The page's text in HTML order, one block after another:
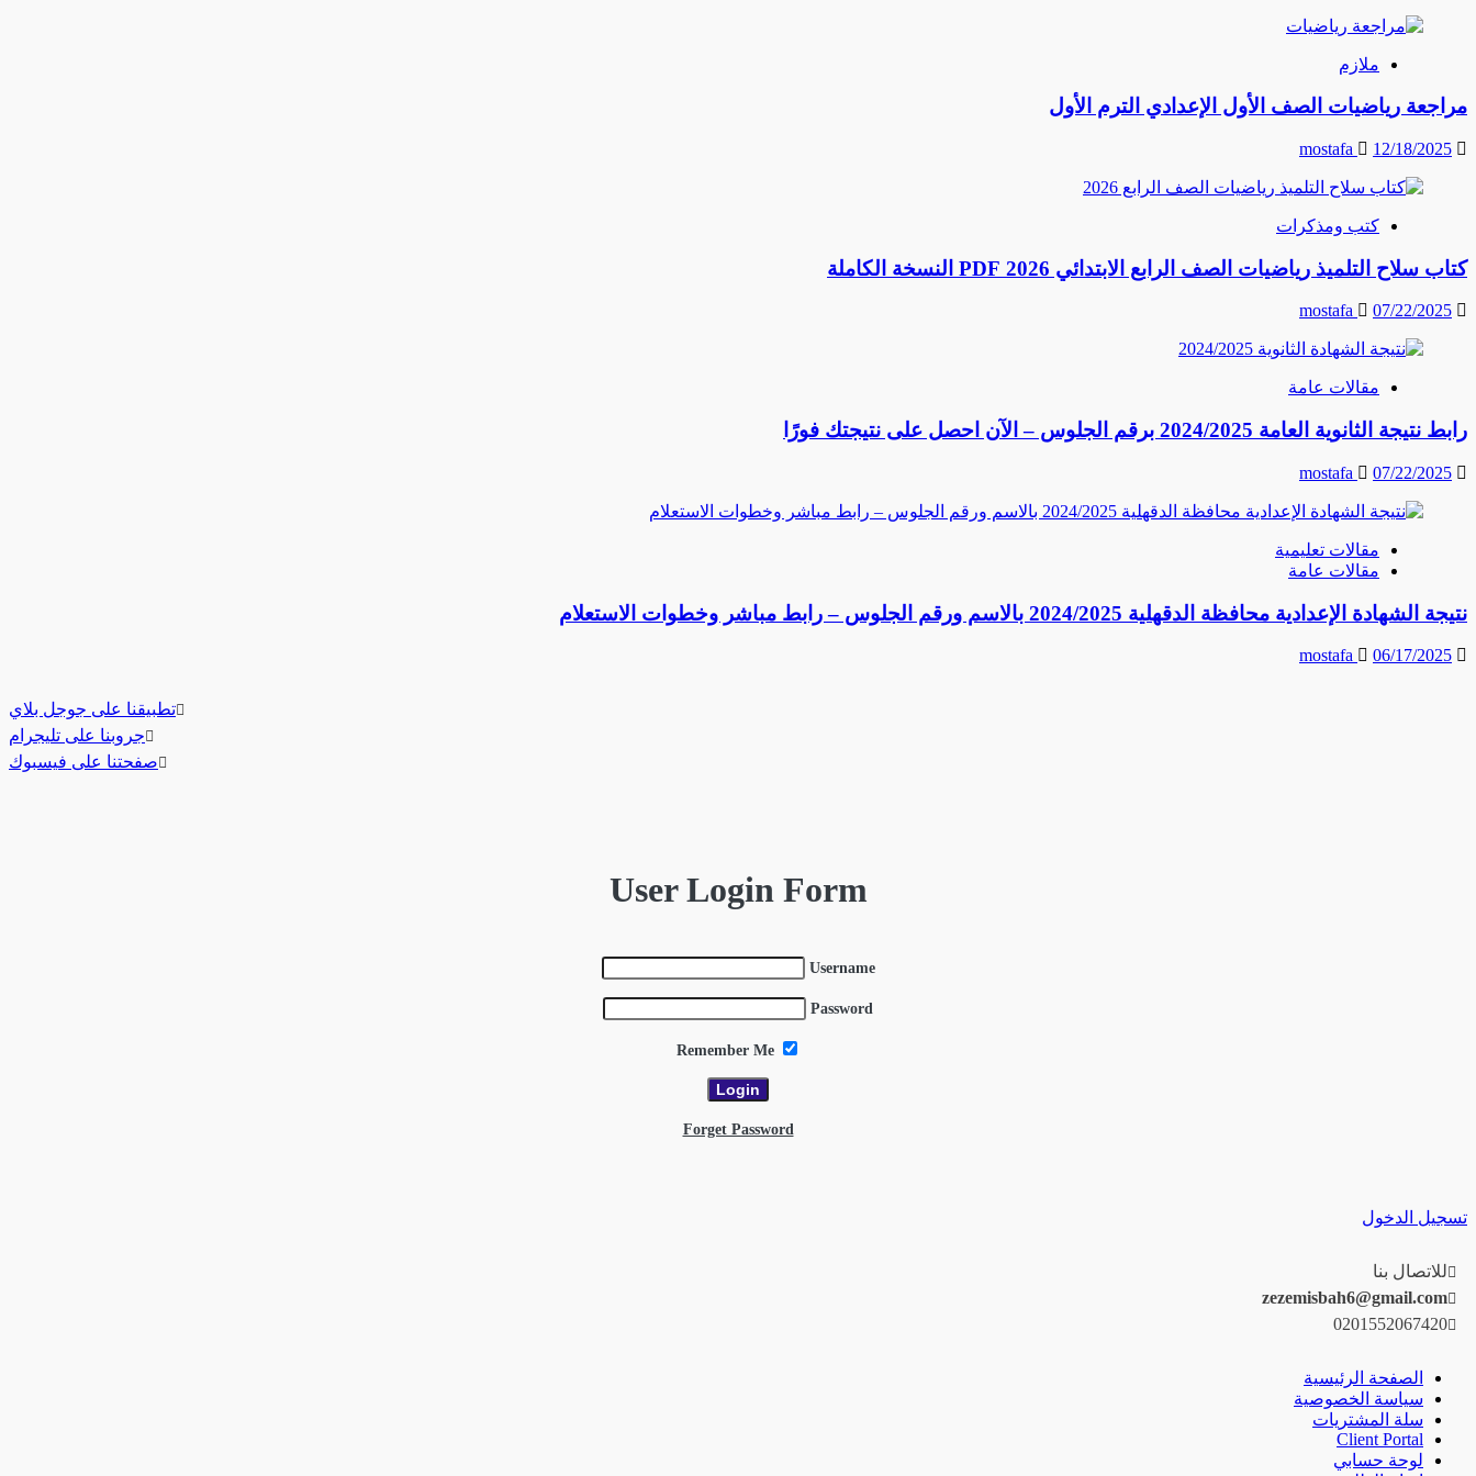
ملازم
مراجعة رياضيات الصف الأول الإعدادي الترم الأول
mostafa 12/18/2025
كتب ومذكرات
كتاب سلاح التلميذ رياضيات الصف الرابع الابتدائي 2026 PDF النسخة الكاملة
mostafa 07/22/2025
مقالات عامة
رابط نتيجة الثانوية العامة 2024/2025 برقم الجلوس – الآن احصل على نتيجتك فورًا
mostafa 07/22/2025
مقالات تعليمية
مقالات عامة
نتيجة الشهادة الإعدادية محافظة الدقهلية 2024/2025 بالاسم ورقم الجلوس – رابط مباشر وخطوات الاستعلام
mostafa 06/17/2025
تطبيقنا على جوجل بلاي
جروبنا على تليجرام
صفحتنا على فيسبوك
User Login Form
Username
Password
Remember Me
Forget Password
تسجيل الدخول
للاتصال بنا
zezemisbah6@gmail.com
0201552067420
الصفحة الرئيسية
سياسة الخصوصية
سلة المشتريات
Client Portal
لوحة حسابي